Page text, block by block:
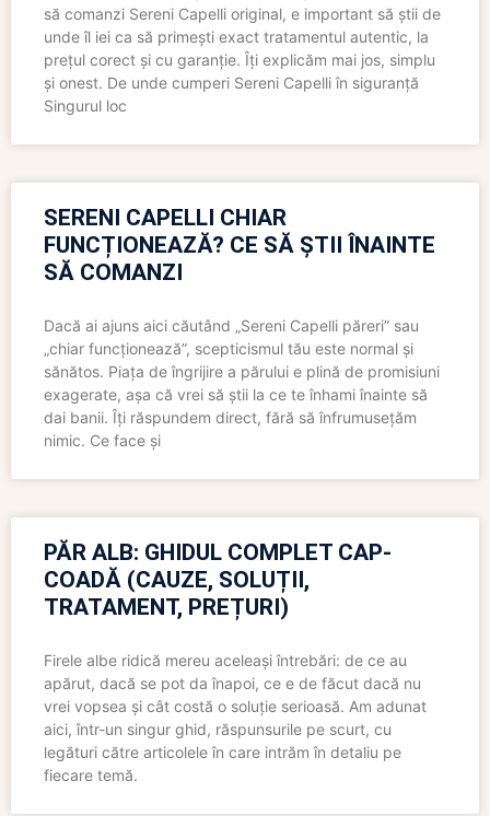
să comanzi Sereni Capelli original, e important să știi de
unde îl iei ca să primești exact tratamentul autentic, la
prețul corect și cu garanție. Îți explicăm mai jos, simplu
și onest. De unde cumperi Sereni Capelli în siguranță
Singurul loc
SERENI CAPELLI CHIAR
FUNCȚIONEAZĂ? CE SĂ ȘTII ÎNAINTE
SĂ COMANZI
Dacă ai ajuns aici căutând „Sereni Capelli păreri” sau
„chiar funcționează”, scepticismul tău este normal și
sănătos. Piața de îngrijire a părului e plină de promisiuni
exagerate, așa că vrei să știi la ce te înhami înainte să
dai banii. Îți răspundem direct, fără să înfrumusețăm
nimic. Ce face și
PĂR ALB: GHIDUL COMPLET CAP-
COADĂ (CAUZE, SOLUȚII,
TRATAMENT, PREȚURI)
Firele albe ridică mereu aceleași întrebări: de ce au
apărut, dacă se pot da înapoi, ce e de făcut dacă nu
vrei vopsea și cât costă o soluție serioasă. Am adunat
aici, într-un singur ghid, răspunsurile pe scurt, cu
legături către articolele în care intrăm în detaliu pe
fiecare temă.